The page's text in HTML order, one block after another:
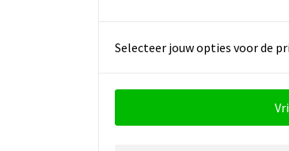
Selecteer jouw opties voor de